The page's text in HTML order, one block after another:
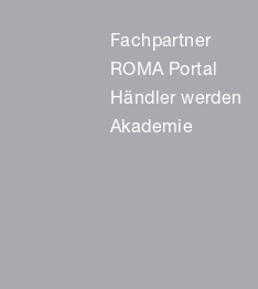
Fachpartner
ROMA Portal
Händler werden
Akademie